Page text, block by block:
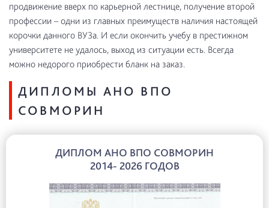
продвижение вверх по карьерной лестнице, получение второй
профессии – одни из главных преимуществ наличия настоящей
корочки данного ВУЗа. И если окончить учебу в престижном
университете не удалось, выход из ситуации есть. Всегда
можно недорого приобрести бланк на заказ.
ДИПЛОМЫ АНО ВПО
СОВМОРИН
ДИПЛОМ АНО ВПО СОВМОРИН
2014- 2026 ГОДОВ